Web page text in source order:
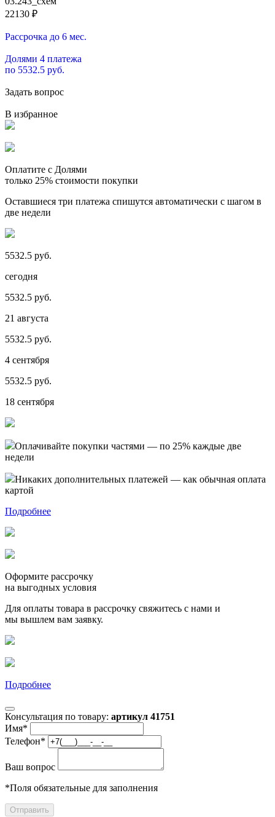
22130 ₽
Рассрочка до 6 мес.
Долями 4 платежа
по 5532.5 руб.
Задать вопрос
В избранное
Оплатите с Долями
только 25% стоимости покупки
Оставшиеся три платежа спишутся автоматически с шагом в
две недели
5532.5 руб.
сегодня
5532.5 руб.
21 августа
5532.5 руб.
4 сентября
5532.5 руб.
18 сентября
Оплачивайте покупки частями — по 25% каждые две
недели
Никаких дополнительных платежей — как обычная оплата
картой
Подробнее
Оформите рассрочку
на выгодных условия
Для оплаты товара в рассрочку свяжитесь с нами и
мы вышлем вам заявку.
Подробнее
Консультация по товару: артикул 41751
Имя*
Телефон*
Ваш вопрос
*Поля обязательные для заполнения
Отправить